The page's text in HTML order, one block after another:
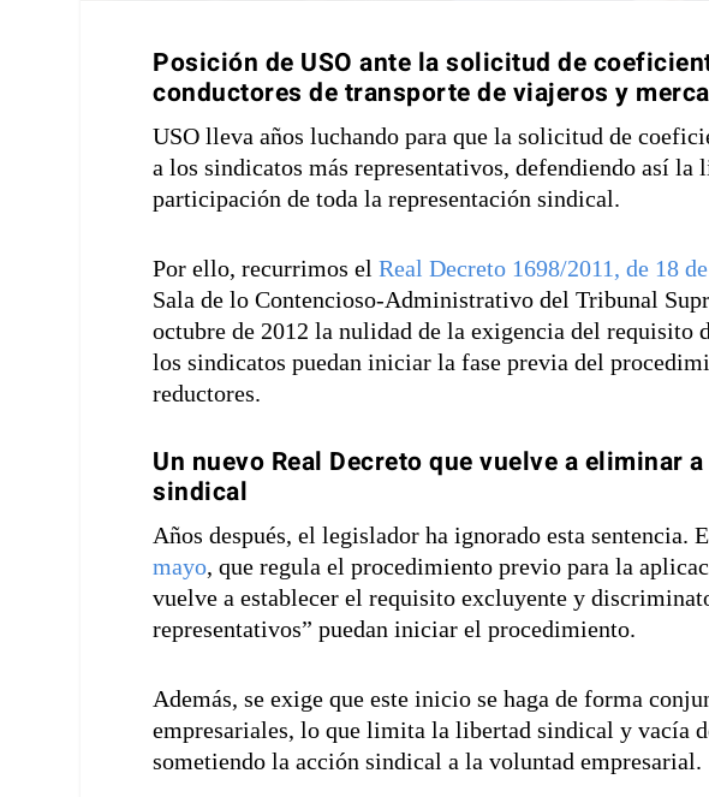
Posición de USO ante la solicitud de
conductores de transporte de viajeros y
USO lleva años luchando para que la solicitud de
a los sindicatos más representativos, defendiendo así
participación de toda la representación sindical.
Por ello, recurrimos elReal Decreto 1698/2011, de 18
Sala de lo Contencioso-Administrativo del Tribunal
octubre de 2012 la nulidad de la exigencia del requisito
los sindicatos puedan iniciar la fase previa del
reductores.
Un nuevo Real Decreto que vuelve a eliminar
sindical
Años después, el legislador ha ignorado esta sentencia.
mayo, que regula el procedimiento previo para la
vuelve a establecer el requisito excluyente y
representativos” puedan iniciar el procedimiento.
Además, se exige que este inicio se haga de forma
empresariales, lo que limita la libertad sindical y vacía
sometiendo la acción sindical a la voluntad empresarial.